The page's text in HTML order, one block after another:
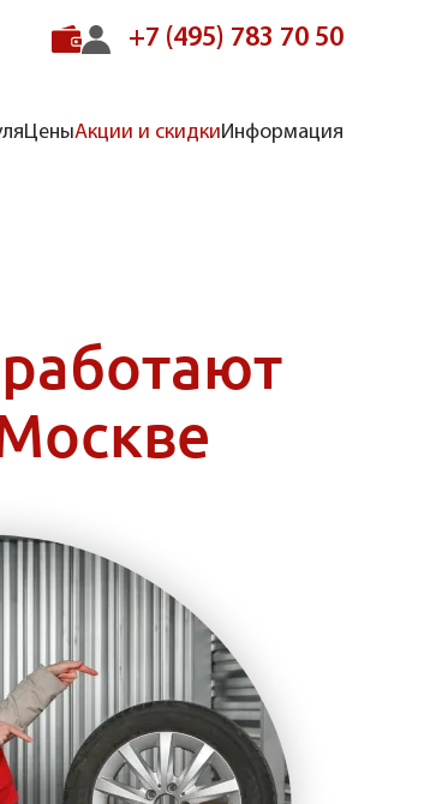
+7 (495) 783 70 50
ЦеныАкции и скидкиИнформация